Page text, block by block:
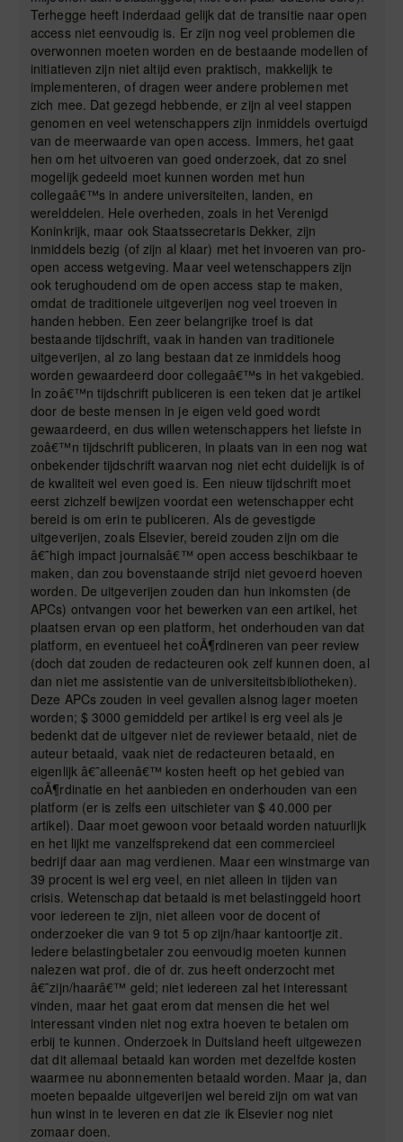
Terhegge heeft inderdaad gelijk dat de transitie naar open
access niet eenvoudig is. Er zijn nog veel problemen die
overwonnen moeten worden en de bestaande modellen of
initiatieven zijn niet altijd even praktisch, makkelijk te
implementeren, of dragen weer andere problemen met
zich mee. Dat gezegd hebbende, er zijn al veel stappen
genomen en veel wetenschappers zijn inmiddels overtuigd
van de meerwaarde van open access. Immers, het gaat
hen om het uitvoeren van goed onderzoek, dat zo snel
mogelijk gedeeld moet kunnen worden met hun
collegaâ€™s in andere universiteiten, landen, en
werelddelen. Hele overheden, zoals in het Verenigd
Koninkrijk, maar ook Staatssecretaris Dekker, zijn
inmiddels bezig (of zijn al klaar) met het invoeren van pro-
open access wetgeving. Maar veel wetenschappers zijn
ook terughoudend om de open access stap te maken,
omdat de traditionele uitgeverijen nog veel troeven in
handen hebben. Een zeer belangrijke troef is dat
bestaande tijdschrift, vaak in handen van traditionele
uitgeverijen, al zo lang bestaan dat ze inmiddels hoog
worden gewaardeerd door collegaâ€™s in het vakgebied.
In zoâ€™n tijdschrift publiceren is een teken dat je artikel
door de beste mensen in je eigen veld goed wordt
gewaardeerd, en dus willen wetenschappers het liefste in
zoâ€™n tijdschrift publiceren, in plaats van in een nog wat
onbekender tijdschrift waarvan nog niet echt duidelijk is of
de kwaliteit wel even goed is. Een nieuw tijdschrift moet
eerst zichzelf bewijzen voordat een wetenschapper echt
bereid is om erin te publiceren. Als de gevestigde
uitgeverijen, zoals Elsevier, bereid zouden zijn om die
â€˜high impact journalsâ€™ open access beschikbaar te
maken, dan zou bovenstaande strijd niet gevoerd hoeven
worden. De uitgeverijen zouden dan hun inkomsten (de
APCs) ontvangen voor het bewerken van een artikel, het
plaatsen ervan op een platform, het onderhouden van dat
platform, en eventueel het coÃ¶rdineren van peer review
(doch dat zouden de redacteuren ook zelf kunnen doen, al
dan niet me assistentie van de universiteitsbibliotheken).
Deze APCs zouden in veel gevallen alsnog lager moeten
worden; $ 3000 gemiddeld per artikel is erg veel als je
bedenkt dat de uitgever niet de reviewer betaald, niet de
auteur betaald, vaak niet de redacteuren betaald, en
eigenlijk â€˜alleenâ€™ kosten heeft op het gebied van
coÃ¶rdinatie en het aanbieden en onderhouden van een
platform (er is zelfs een uitschieter van $ 40.000 per
artikel). Daar moet gewoon voor betaald worden natuurlijk
en het lijkt me vanzelfsprekend dat een commercieel
bedrijf daar aan mag verdienen. Maar een winstmarge van
39 procent is wel erg veel, en niet alleen in tijden van
crisis. Wetenschap dat betaald is met belastinggeld hoort
voor iedereen te zijn, niet alleen voor de docent of
onderzoeker die van 9 tot 5 op zijn/haar kantoortje zit.
Iedere belastingbetaler zou eenvoudig moeten kunnen
nalezen wat prof. die of dr. zus heeft onderzocht met
â€˜zijn/haarâ€™ geld; niet iedereen zal het interessant
vinden, maar het gaat erom dat mensen die het wel
interessant vinden niet nog extra hoeven te betalen om
erbij te kunnen. Onderzoek in Duitsland heeft uitgewezen
dat dit allemaal betaald kan worden met dezelfde kosten
waarmee nu abonnementen betaald worden. Maar ja, dan
moeten bepaalde uitgeverijen wel bereid zijn om wat van
hun winst in te leveren en dat zie ik Elsevier nog niet
zomaar doen.